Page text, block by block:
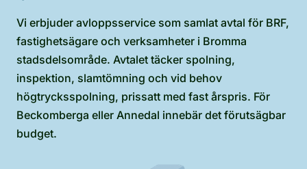
Vi erbjuder avloppsservice som samlat avtal för BRF,
fastighetsägare och verksamheter i Bromma
stadsdelsområde. Avtalet täcker spolning,
inspektion, slamtömning och vid behov
högtrycksspolning, prissatt med fast årspris. För
Beckomberga eller Annedal innebär det förutsägbar
budget.